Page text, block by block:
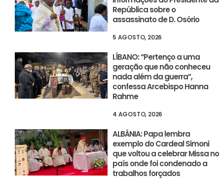
República sobre o
assassinato de D. Osório
5 AGOSTO, 2026
LÍBANO: “Pertenço a uma
geração que não conheceu
nada além da guerra”,
confessa Arcebispo Hanna
Rahme
4 AGOSTO, 2026
ALBÂNIA: Papa lembra
exemplo do Cardeal Simoni
que voltou a celebrar Missa no
país onde foi condenado a
trabalhos forçados